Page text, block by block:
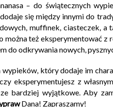
– do świątecznych
dodaje się między innymi do
muffinek, ciasteczek, a
można też eksperymentować z
do odkrywania nowych,
który dodaje im
eksperymentujesz z
bardziej wyjątkowe. Aby
Dana! Zapraszamy!